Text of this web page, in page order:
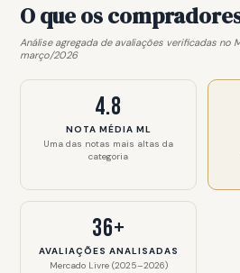
O que os
Análise agregada de avaliações verificadas no
março/2026
4.8
NOTA MÉDIA ML
Uma das notas mais altas da
categoria
36+
AVALIAÇÕES ANALISADAS
Mercado Livre (2025–2026)